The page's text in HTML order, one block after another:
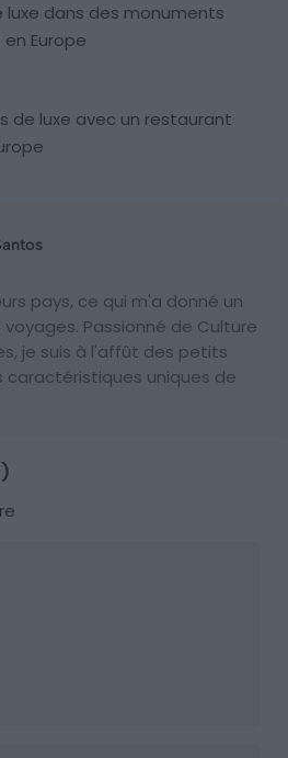
luxe dans des monuments
Europe
de luxe avec un restaurant
pays, ce qui m'a donné un
Passionné de Culture
je suis à l'affût des petits
uniques de